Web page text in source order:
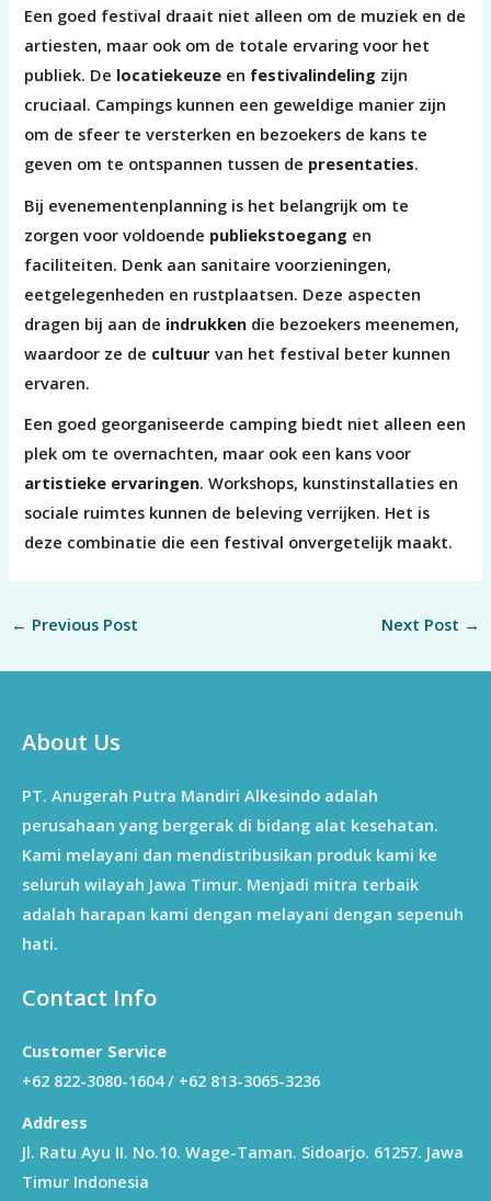
Een goed festival draait niet alleen om de muziek en de
artiesten, maar ook om de totale ervaring voor het
publiek. De locatiekeuze en festivalindeling zijn
cruciaal. Campings kunnen een geweldige manier zijn
om de sfeer te versterken en bezoekers de kans te
geven om te ontspannen tussen de presentaties.
Bij evenementenplanning is het belangrijk om te
zorgen voor voldoende publiekstoegang en
faciliteiten. Denk aan sanitaire voorzieningen,
eetgelegenheden en rustplaatsen. Deze aspecten
dragen bij aan de indrukken die bezoekers meenemen,
waardoor ze de cultuur van het festival beter kunnen
ervaren.
Een goed georganiseerde camping biedt niet alleen een
plek om te overnachten, maar ook een kans voor
artistieke ervaringen. Workshops, kunstinstallaties en
sociale ruimtes kunnen de beleving verrijken. Het is
deze combinatie die een festival onvergetelijk maakt.
← Previous Post Next Post →
About Us
PT. Anugerah Putra Mandiri Alkesindo adalah
perusahaan yang bergerak di bidang alat kesehatan.
Kami melayani dan mendistribusikan produk kami ke
seluruh wilayah Jawa Timur. Menjadi mitra terbaik
adalah harapan kami dengan melayani dengan sepenuh
hati.
Contact Info
Customer Service
+62 822-3080-1604 / +62 813-3065-3236
Address
Jl. Ratu Ayu II. No.10. Wage-Taman. Sidoarjo. 61257. Jawa
Timur Indonesia